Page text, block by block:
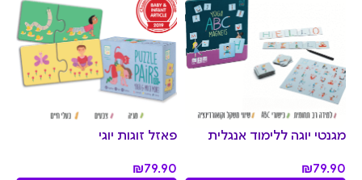
מגנטי יוגה ללימוד אנגלית
₪79.90
פאזל זוגות יוגי
₪79.90